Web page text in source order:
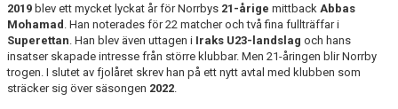
2019 blev ett mycket lyckat år för Norrbys 21-årige mittback Abbas
Mohamad . Han noterades för 22 matcher och två fina fullträffar i
Superettan. Han blev även uttagen i Iraks U23-landslag och hans
insatser skapade intresse från större klubbar. Men 21-åringen blir Norrby
trogen. I slutet av fjolåret skrev han på ett nytt avtal med klubben som
sträcker sig över säsongen 2022.